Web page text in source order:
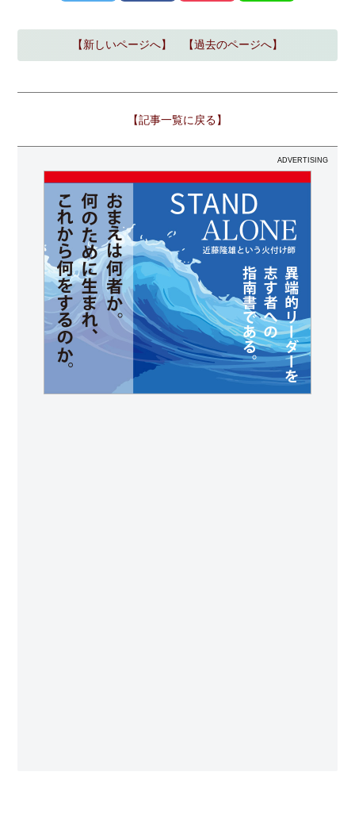
【新しいページへ】 【過去のページへ】
【記事一覧に戻る】
ADVERTISING